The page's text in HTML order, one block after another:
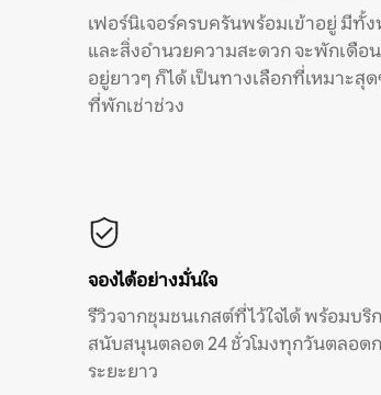
เฟอร์นิเจอร์ครบครันพร้อมเข้าอยู่ มีทั้ง
และสิ่งอำนวยความสะดวก จะพักเดือ
อยู่ยาวๆ ก็ได้ เป็นทางเลือกที่เหมาะสุ
ที่พักเช่าช่วง
จองได้อย่างมั่นใจ
รีวิวจากชุมชนเกสต์ที่ไว้ใจได้ พร้อมบริ
สนับสนุนตลอด 24 ชั่วโมงทุกวันตลอด
ระยะยาว